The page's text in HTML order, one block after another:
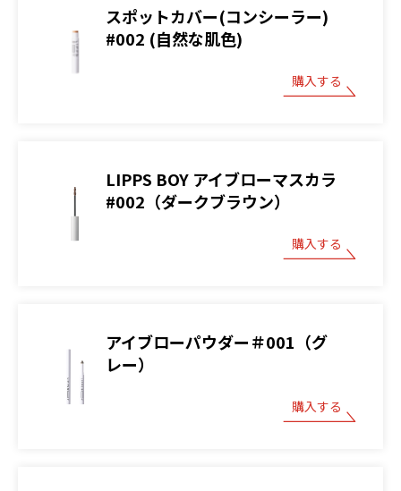
スポットカバー(コンシーラー)
#002 (自然な肌色)
購入する
LIPPS BOY アイブローマスカラ
#002（ダークブラウン）
購入する
アイブローパウダー＃001（グ
レー）
購入する